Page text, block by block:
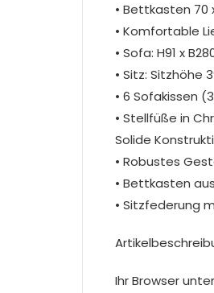
• Bettkasten 70
• Komfortable
• Sofa: H91 x
• Sitz: Sitzhöhe
• 6 Sofakissen
• Stellfüße in
Solide
• Robustes
• Bettkasten
• Sitzfederung
Ihr Browser